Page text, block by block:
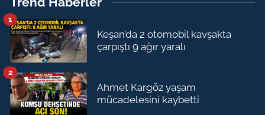
Keşan’da 2 otomobil kavşakta
çarpıştı 9 ağır yaralı
1
Ahmet Kargöz yaşam
mücadelesini kaybetti
2